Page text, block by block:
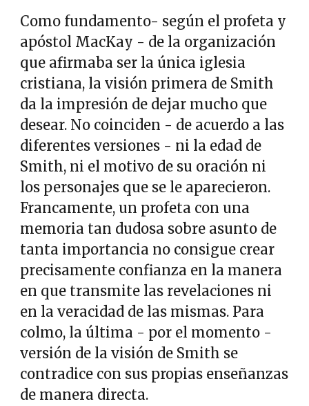
Como fundamento- según el profeta y
apóstol MacKay - de la organización
que afirmaba ser la única iglesia
cristiana, la visión primera de Smith
da la impresión de dejar mucho que
desear. No coinciden - de acuerdo a las
diferentes versiones - ni la edad de
Smith, ni el motivo de su oración ni
los personajes que se le aparecieron.
Francamente, un profeta con una
memoria tan dudosa sobre asunto de
tanta importancia no consigue crear
precisamente confianza en la manera
en que transmite las revelaciones ni
en la veracidad de las mismas. Para
colmo, la última - por el momento -
versión de la visión de Smith se
contradice con sus propias enseñanzas
de manera directa.